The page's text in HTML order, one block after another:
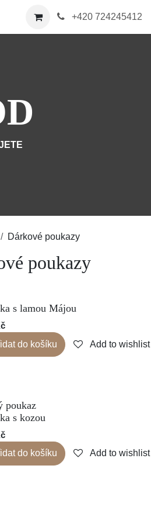
nás +420 724245412
Dárkové poukazy
poukazy
s lamou Májou
do košíku Add to wishlist
poukaz
s
do košíku